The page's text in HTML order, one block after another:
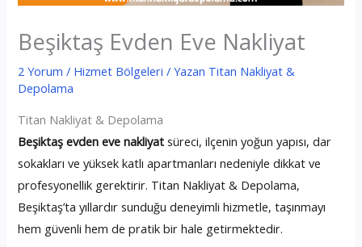
Beşiktaş Evden Eve Nakliyat
2 Yorum / Hizmet Bölgeleri / Yazan Titan Nakliyat &
Depolama
Titan Nakliyat & Depolama
Beşiktaş evden eve nakliyat süreci, ilçenin yoğun yapısı, dar
sokakları ve yüksek katlı apartmanları nedeniyle dikkat ve
profesyonellik gerektirir. Titan Nakliyat & Depolama,
Beşiktaş’ta yıllardır sunduğu deneyimli hizmetle, taşınmayı
hem güvenli hem de pratik bir hale getirmektedir.